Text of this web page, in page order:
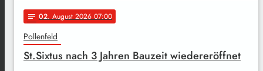
notes 02. August 2026 07:00
Pollenfeld
St.Sixtus nach 3 Jahren Bauzeit wiedereröffnet